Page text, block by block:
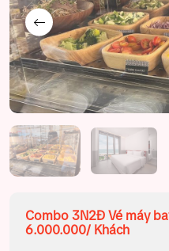
Combo 3N2Đ Vé máy
6.000.000/ Khách